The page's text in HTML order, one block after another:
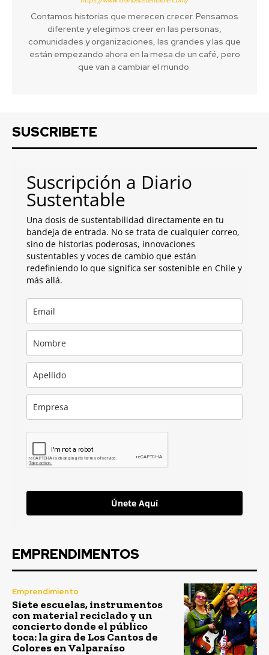
Contamos historias que merecen crecer. Pensamos
diferente y elegimos creer en las personas,
comunidades y organizaciones, las grandes y las que
están empezando ahora en la mesa de un café, pero
que van a cambiar el mundo.
SUSCRIBETE
Suscripción a Diario
Sustentable
Una dosis de sustentabilidad directamente en tu
bandeja de entrada. No se trata de cualquier correo,
sino de historias poderosas, innovaciones
sustentables y voces de cambio que están
redefiniendo lo que significa ser sostenible en Chile y
más allá.
Únete Aquí
EMPRENDIMENTOS
Emprendimiento
Siete escuelas, instrumentos
con material reciclado y un
concierto donde el público
toca: la gira de Los Cantos de
Colores en Valparaíso